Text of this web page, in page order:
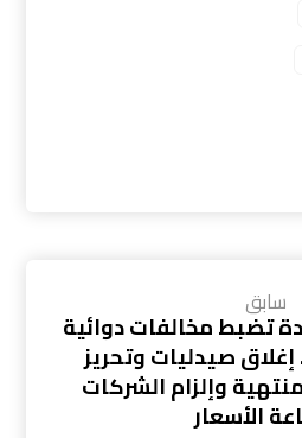
سابق
تضبط مخالفات دوائية
صيدليات وتحريز
وإلزام الشركات
الأسعار